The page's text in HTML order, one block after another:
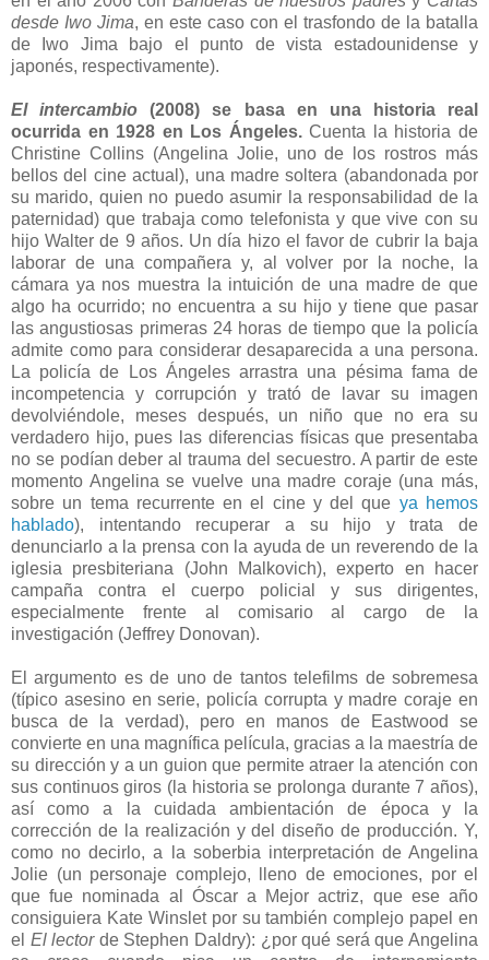
desde Iwo Jima, en este caso con el trasfondo de la batalla
de Iwo Jima bajo el punto de vista estadounidense y
japonés, respectivamente).
El intercambio
(2008) se basa en una historia real
ocurrida en 1928 en Los Ángeles.Cuenta la historia de
Christine Collins (Angelina Jolie, uno de los rostros más
bellos del cine actual), una madre soltera (abandonada por
su marido, quien no puedo asumir la responsabilidad de la
paternidad) que trabaja como telefonista y que vive con su
hijo Walter de 9 años. Un día hizo el favor de cubrir la baja
laborar de una compañera y, al volver por la noche, la
cámara ya nos muestra la intuición de una madre de que
algo ha ocurrido; no encuentra a su hijo y tiene que pasar
las angustiosas primeras 24 horas de tiempo que la policía
admite como para considerar desaparecida a una persona.
La policía de Los Ángeles arrastra una pésima fama de
incompetencia y corrupción y trató de lavar su imagen
devolviéndole, meses después, un niño que no era su
verdadero hijo, pues las diferencias físicas que presentaba
no se podían deber al trauma del secuestro. A partir de este
momento Angelina se vuelve una madre coraje (una más,
sobre un tema recurrente en el cine y del que ya hemos
hablado), intentando recuperar a su hijo y trata de
denunciarlo a la prensa con la ayuda de un reverendo de la
iglesia presbiteriana (John Malkovich), experto en hacer
campaña contra el cuerpo policial y sus dirigentes,
especialmente frente al comisario al cargo de la
investigación (Jeffrey Donovan).
El argumento es de uno de tantos telefilms de sobremesa
(típico asesino en serie, policía corrupta y madre coraje en
busca de la verdad), pero en manos de Eastwood se
convierte en una magnífica película, gracias a la maestría de
su dirección y a un guion que permite atraer la atención con
sus continuos giros (la historia se prolonga durante 7 años),
así como a la cuidada ambientación de época y la
corrección de la realización y del diseño de producción. Y,
como no decirlo, a la soberbia interpretación de Angelina
Jolie (un personaje complejo, lleno de emociones, por el
que fue nominada al Óscar a Mejor actriz, que ese año
consiguiera Kate Winslet por su también complejo papel en
el El lectorde Stephen Daldry): ¿por qué será que Angelina